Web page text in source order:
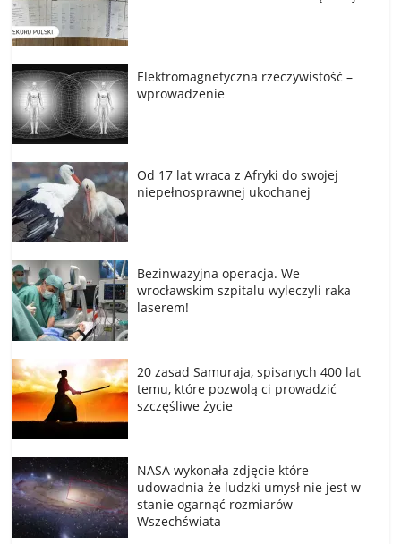
Elektromagnetyczna rzeczywistość –
wprowadzenie
Od 17 lat wraca z Afryki do swojej
niepełnosprawnej ukochanej
Bezinwazyjna operacja. We
wrocławskim szpitalu wyleczyli raka
laserem!
20 zasad Samuraja, spisanych 400 lat
temu, które pozwolą ci prowadzić
szczęśliwe życie
NASA wykonała zdjęcie które
udowadnia że ludzki umysł nie jest w
stanie ogarnąć rozmiarów
Wszechświata